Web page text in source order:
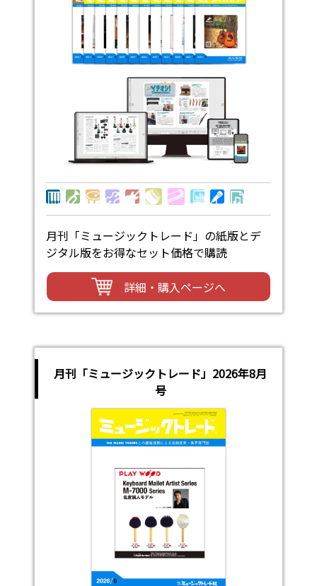
月刊「ミュージックトレード」の紙版とデ
ジタル版をお得なセット価格で購読
詳細・購入ページへ
月刊「ミュージックトレード」2026年8月
号